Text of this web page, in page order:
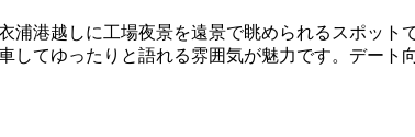
浦港越しに工場夜景を遠景で眺められるスポッ
してゆったりと語れる雰囲気が魅力です。デート